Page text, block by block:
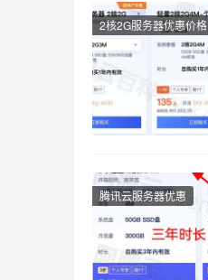
2核2G服务器优惠价格
腾讯云服务器优惠